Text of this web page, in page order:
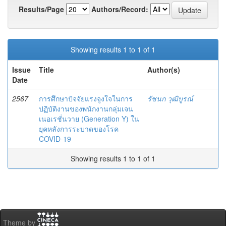
Results/Page
Authors/Record:
Showing results 1 to 1 of 1
Issue
Date
Title Author(s)
2567
การศึกษาปัจจัยแรงจูงใจในการ
ปฏิบัติงานของพนักงานกลุ่มเจน
เนอเรชั่นวาย (Generation Y) ใน
ยุคหลังการระบาดของโรค
COVID-19
รัชนก วุฒิบูรณ์
Showing results 1 to 1 of 1
Theme by